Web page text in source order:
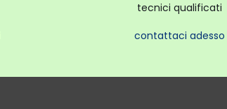
tecnici qualificati
contattaci adesso